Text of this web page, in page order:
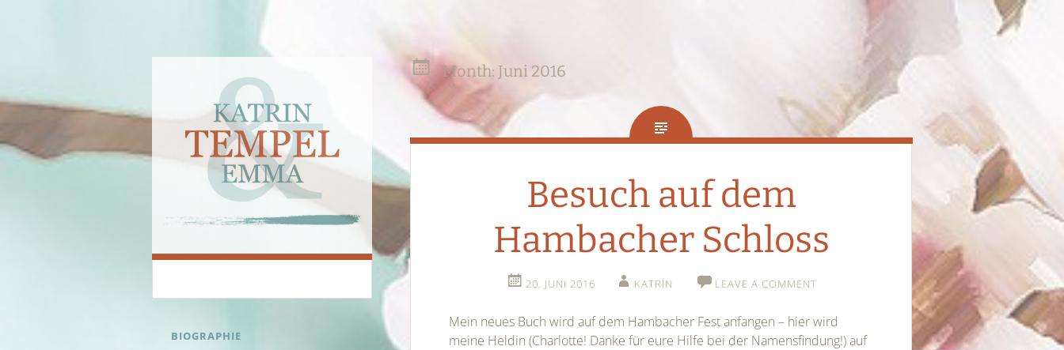
Katrin & Emma
SKIP
BIOGRAPHIE
Month: Juni 2016
Besuch auf dem
Hambacher Schloss
20. JUNI 2016 KATRIN LEAVE A COMMENT
Mein neues Buch wird auf dem Hambacher Fest anfangen – hier wird
meine Heldin (Charlotte! Danke für eure Hilfe bei der Namensfindung!) auf